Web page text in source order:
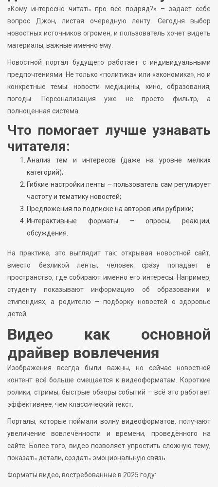
«Кому интересно читать про всё подряд?» – задаёт себе
вопрос Джон, листая очередную ленту. Сегодня выбор
новостных источников огромен, и пользователь хочет видеть
материалы, важные именно ему.
Новостной портал будущего работает с индивидуальными
предпочтениями. Не только «политика» или «экономика», но и
конкретные темы: новости медицины, кино, образования,
погоды. Персонализация уже не просто фильтр, а
полноценная система.
Что помогает лучше узнавать
читателя:
Анализ тем и интересов (даже на уровне мелких
категорий);
Гибкие настройки ленты – пользователь сам регулирует
частоту и тематику новостей;
Предложения по подписке на авторов или рубрики;
Интерактивные форматы – опросы, реакции,
обсуждения.
На практике, это выглядит так: открывая новостной сайт,
вместо безликой ленты, человек сразу попадает в
пространство, где собирают именно его интересы. Например,
студенту показывают информацию об образовании и
стипендиях, а родителю – подборку новостей о здоровье
детей.
Видео как основной
драйвер вовлечения
Изображения всегда были важны, но сейчас новостной
контент всё больше смещается к видеоформатам. Короткие
ролики, стримы, быстрые обзоры событий – всё это работает
эффективнее, чем классический текст.
Порталы, которые поймали волну видеоформатов, получают
увеличение вовлечённости и времени, проведённого на
сайте. Более того, видео позволяет упростить сложную тему,
показать детали, создать эмоциональную связь.
Форматы видео, востребованные в 2025 году: